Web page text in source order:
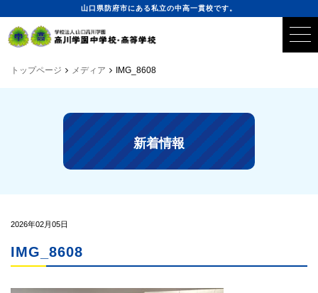
山口県防府市にある私立の中高一貫校です。
トップページ メディア IMG_8608
新着情報
2026年02月05日
IMG_8608